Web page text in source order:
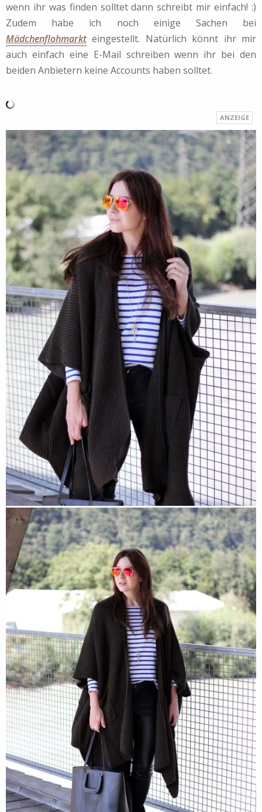
wenn ihr was finden solltet dann schreibt mir einfach! :)
Zudem habe ich noch einige Sachen bei
Mädchenflohmarkteingestellt. Natürlich könnt ihr mir
auch einfach eine E-Mail schreiben wenn ihr bei den
beiden Anbietern keine Accounts haben solltet.